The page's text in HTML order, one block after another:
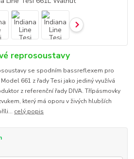
reprosoustavy
se spodním bassreflexem pro
661 z řady Tesi jako jediný využívá
z referenční řady DIVA. Třípásmovky
který má oporu v živých hlubších
celý popis